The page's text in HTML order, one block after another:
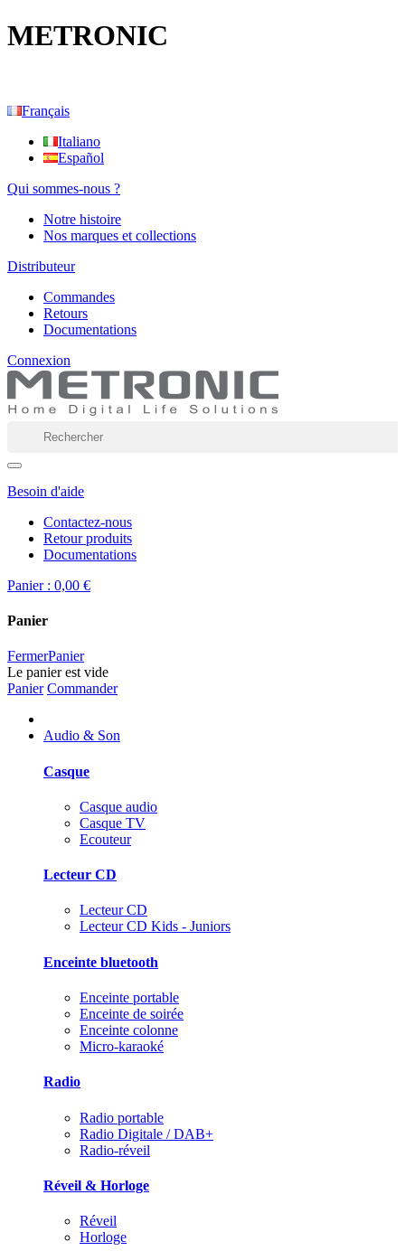
METRONIC
Français
Italiano
Español
Qui sommes-nous ?
Notre histoire
Nos marques et collections
Distributeur
Commandes
Retours
Documentations
Connexion
Besoin d'aide
Contactez-nous
Retour produits
Documentations
Panier : 0,00 €
Panier
FermerPanier
Le panier est vide
Panier Commander
Audio & Son
Casque
Casque audio
Casque TV
Ecouteur
Lecteur CD
Lecteur CD
Lecteur CD Kids - Juniors
Enceinte bluetooth
Enceinte portable
Enceinte de soirée
Enceinte colonne
Micro-karaoké
Radio
Radio portable
Radio Digitale / DAB+
Radio-réveil
Réveil & Horloge
Réveil
Horloge